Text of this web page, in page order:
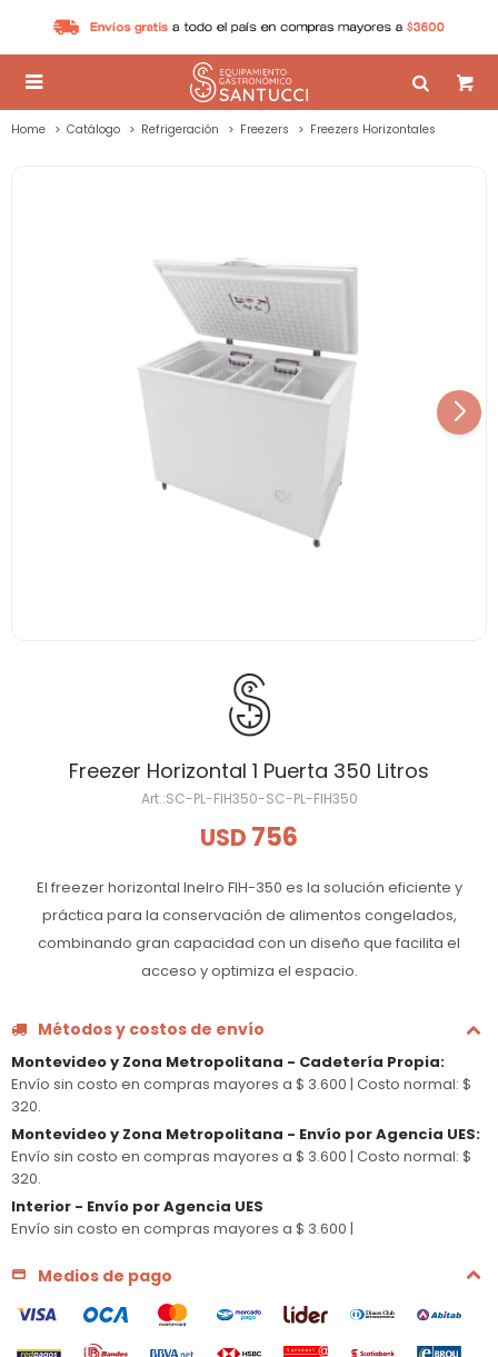

Home Catálogo Refrigeración Freezers Freezers Horizontales
Freezer Horizontal 1 Puerta 350 Litros
SC-PL-FIH350-SC-PL-FIH350
USD 756
El freezer horizontal Inelro FIH-350 es la solución eficiente y
práctica para la conservación de alimentos congelados,
combinando gran capacidad con un diseño que facilita el
acceso y optimiza el espacio.
Métodos y costos de envío
Montevideo y Zona Metropolitana - Cadetería Propia:
Envío sin costo en compras mayores a $ 3.600 | Costo normal: $
320.
Montevideo y Zona Metropolitana - Envío por Agencia UES:
Envío sin costo en compras mayores a $ 3.600 | Costo normal: $
320.
Interior - Envío por Agencia UES
Envío sin costo en compras mayores a $ 3.600 |
Medios de pago